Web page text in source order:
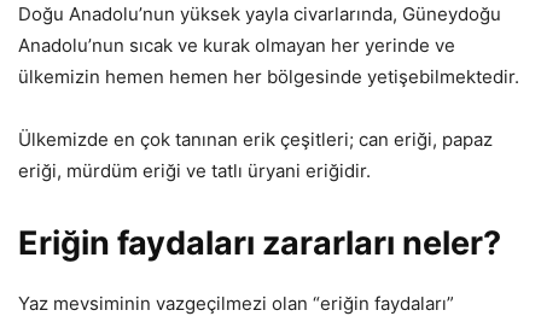
Doğu Anadolu’nun yüksek yayla civarlarında, Güneydoğu
Anadolu’nun sıcak ve kurak olmayan her yerinde ve
ülkemizin hemen hemen her bölgesinde yetişebilmektedir.
Ülkemizde en çok tanınan erik çeşitleri; can eriği, papaz
eriği, mürdüm eriği ve tatlı üryani eriğidir.
Eriğin faydaları zararları neler?
Yaz mevsiminin vazgeçilmezi olan “eriğin faydaları”